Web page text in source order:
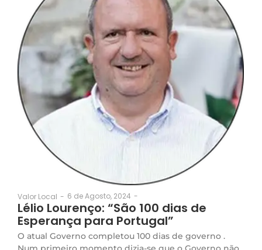
Valor Local - 6 de Agosto, 2024 -
Lélio Lourenço: “São 100 dias de
Esperança para Portugal”
O atual Governo completou 100 dias de governo .